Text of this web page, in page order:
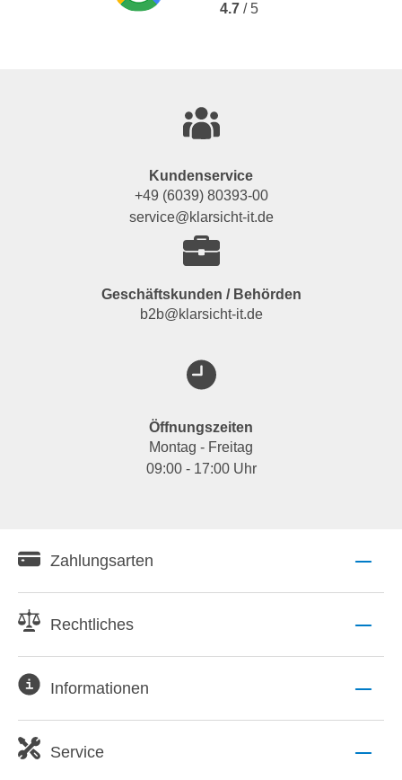
4.7 / 5
Kundenservice
+49 (6039) 80393-00
service@klarsicht-it.de
Geschäftskunden / Behörden
b2b@klarsicht-it.de
Öffnungszeiten
Montag - Freitag
09:00 - 17:00 Uhr
Zahlungsarten
Rechtliches
Informationen
Service